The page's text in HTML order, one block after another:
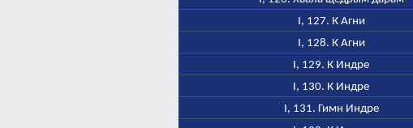
I, 127. К Агни
I, 128. К Агни
I, 129. К Индре
I, 130. К Индре
I, 131. Гимн Индре